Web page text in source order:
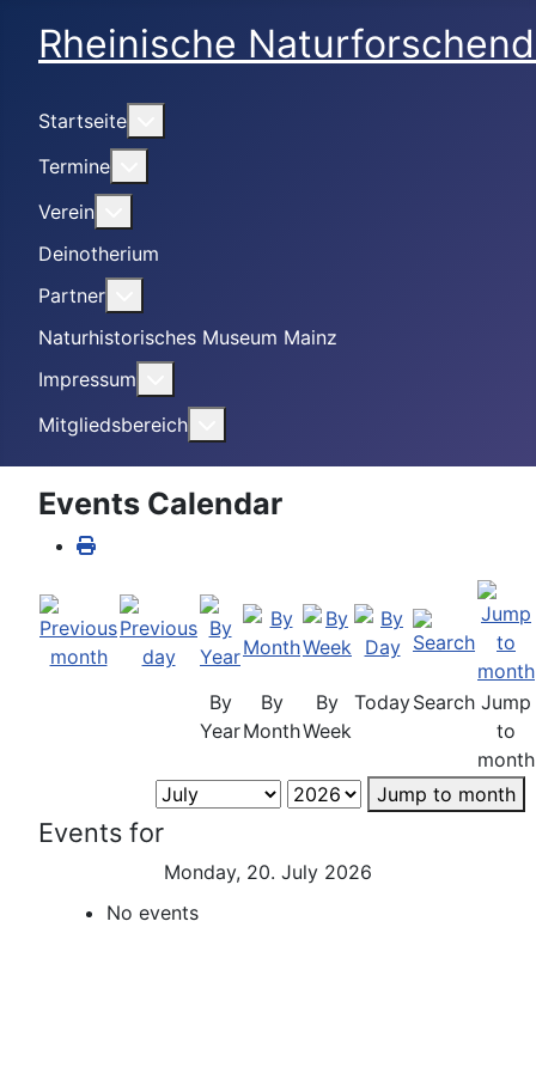
Rheinische
Startseite
Termine
Verein
Deinotherium
Partner
Naturhistorisches Museum Mainz
Impressum
Mitgliedsbereich
Events Calendar
By
Year
By
Month
By
Week
TodaySearch Jump
to
month
Jump to month
Events for
Monday, 20. July 2026
No events